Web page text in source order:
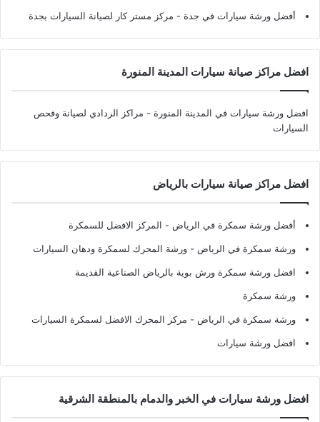
أفضل ورشة سيارات في جدة - مركز مستر كار لصيانة السيارات بجدة
افضل مراكز صيانة سيارات المدينة المنورة
افضل ورشة سيارات في المدينة المنورة - مراكز الردادي لصيانة وفحص
السيارات
افضل مراكز صيانة سيارات بالرياض
أفضل ورشة سمكرة في الرياض - المركز الافضل للسمكرة
ورشة سمكرة في الرياض - ورشة المحرك لسمكرة ودهان السيارات
افضل ورشة سمكرة ورش بوية بالرياض الصناعية القديمة
ورشة سمكرة
ورشة سمكرة في الرياض - مركز المحرك الافضل لسمكرة السيارات
افضل ورشة سيارات
افضل ورشة سيارات في الخبر والدمام بالمنطقة الشرقية